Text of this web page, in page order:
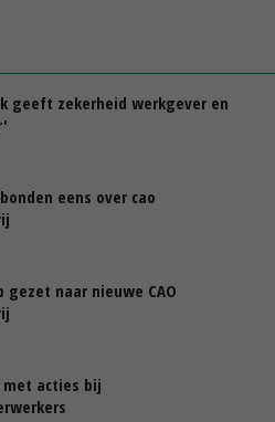
geeft zekerheid werkgever en
eens over cao
gezet naar nieuwe CAO
met acties bij